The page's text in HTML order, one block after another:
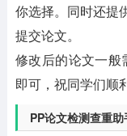
你选择。同时还提
提交论文。
修改后的论文一
即可，祝同学们顺
PP论文检测查重助